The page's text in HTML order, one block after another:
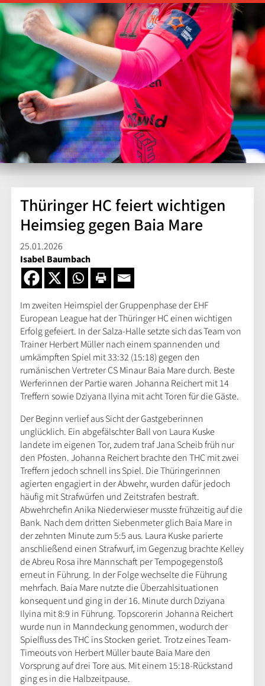
Thüringer HC feiert wichtigen
Heimsieg gegen Baia Mare
25.01.2026
Isabel Baumbach
Im zweiten Heimspiel der Gruppenphase der EHF
European League hat der Thüringer HC einen wichtigen
Erfolg gefeiert. In der Salza-Halle setzte sich das Team von
Trainer Herbert Müller nach einem spannenden und
umkämpften Spiel mit 33:32 (15:18) gegen den
rumänischen Vertreter CS Minaur Baia Mare durch. Beste
Werferinnen der Partie waren Johanna Reichert mit 14
Treffern sowie Dziyana Ilyina mit acht Toren für die Gäste.
Der Beginn verlief aus Sicht der Gastgeberinnen
unglücklich. Ein abgefälschter Ball von Laura Kuske
landete im eigenen Tor, zudem traf Jana Scheib früh nur
den Pfosten. Johanna Reichert brachte den THC mit zwei
Treffern jedoch schnell ins Spiel. Die Thüringerinnen
agierten engagiert in der Abwehr, wurden dafür jedoch
häufig mit Strafwürfen und Zeitstrafen bestraft.
Abwehrchefin Anika Niederwieser musste frühzeitig auf die
Bank. Nach dem dritten Siebenmeter glich Baia Mare in
der zehnten Minute zum 5:5 aus. Laura Kuske parierte
anschließend einen Strafwurf, im Gegenzug brachte Kelley
de Abreu Rosa ihre Mannschaft per Tempogegenstoß
erneut in Führung. In der Folge wechselte die Führung
mehrfach. Baia Mare nutzte die Überzahlsituationen
konsequent und ging in der 16. Minute durch Dziyana
Ilyina mit 8:9 in Führung. Topscorerin Johanna Reichert
wurde nun in Manndeckung genommen, wodurch der
Spielfluss des THC ins Stocken geriet. Trotz eines Team-
Timeouts von Herbert Müller baute Baia Mare den
Vorsprung auf drei Tore aus. Mit einem 15:18-Rückstand
ging es in die Halbzeitpause.